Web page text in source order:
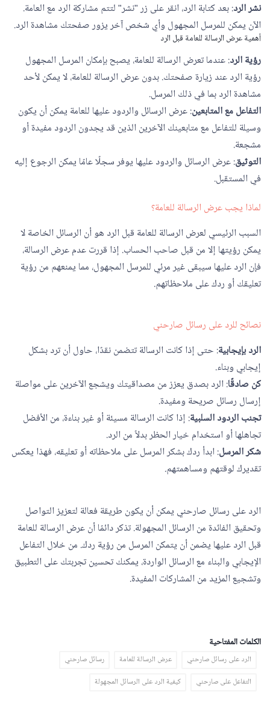
نشر الرد: بعد كتابة الرد، انقر على زر "نشر" لتتم مشاركة الرد مع العامة.
الآن يمكن للمرسل المجهول وأي شخص آخر يزور صفحتك مشاهدة الرد.
أهمية عرض الرسالة للعامة قبل الرد
رؤية الرد: عندما تعرض الرسالة للعامة، يصبح بإمكان المرسل المجهول
رؤية الرد عند زيارة صفحتك. بدون عرض الرسالة للعامة، لا يمكن لأحد
مشاهدة الرد بما في ذلك المرسل.
التفاعل مع المتابعين: عرض الرسائل والردود عليها للعامة يمكن أن يكون
وسيلة للتفاعل مع متابعينك الآخرين الذين قد يجدون الردود مفيدة أو
مشجعة.
التوثيق: عرض الرسائل والردود عليها يوفر سجلًا عامًا يمكن الرجوع إليه
في المستقبل.
لماذا يجب عرض الرسالة للعامة؟
السبب الرئيسي لعرض الرسالة للعامة قبل الرد هو أن الرسائل الخاصة لا
يمكن رؤيتها إلا من قبل صاحب الحساب. إذا قررت عدم عرض الرسالة،
فإن الرد عليها سيبقى غير مرئي للمرسل المجهول، مما يمنعهم من رؤية
تعليقك أو ردك على ملاحظاتهم.
نصائح للرد على رسائل صارحني
الرد بإيجابية: حتى إذا كانت الرسالة تتضمن نقدًا، حاول أن ترد بشكل
إيجابي وبناء.
كن صادقًا: الرد بصدق يعزز من مصداقيتك ويشجع الآخرين على مواصلة
إرسال رسائل صريحة ومفيدة.
تجنب الردود السلبية: إذا كانت الرسالة مسيئة أو غير بناءة، من الأفضل
تجاهلها أو استخدام خيار الحظر بدلاً من الرد.
شكر المرسل: ابدأ ردك بشكر المرسل على ملاحظاته أو تعليقه، فهذا يعكس
تقديرك لوقتهم ومساهمتهم.
الرد على رسائل صارحني يمكن أن يكون طريقة فعالة لتعزيز التواصل
وتحقيق الفائدة من الرسائل المجهولة. تذكر دائمًا أن عرض الرسالة للعامة
قبل الرد عليها يضمن أن يتمكن المرسل من رؤية ردك. من خلال التفاعل
الإيجابي والبناء مع الرسائل الواردة، يمكنك تحسين تجربتك على التطبيق
وتشجيع المزيد من المشاركات المفيدة.
الكلمات المفتاحية
الرد على رسائل صارحني عرض الرسالة للعامة رسائل صارحني
التفاعل على صارحني كيفية الرد على الرسائل المجهولة